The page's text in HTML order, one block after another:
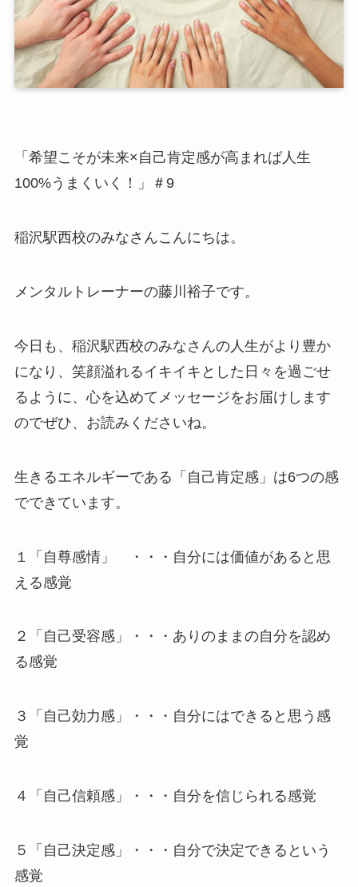
「希望こそが未来×自己肯定感が高まれば人生
100%うまくいく！」＃9
稲沢駅西校のみなさんこんにちは。
メンタルトレーナーの藤川裕子です。
今日も、稲沢駅西校のみなさんの人生がより豊か
になり、笑顔溢れるイキイキとした日々を過ごせ
るように、心を込めてメッセージをお届けします
のでぜひ、お読みくださいね。
生きるエネルギーである「自己肯定感」は6つの感
でできています。
１「自尊感情」 ・・・自分には価値があると思
える感覚
２「自己受容感」・・・ありのままの自分を認め
る感覚
３「自己効力感」・・・自分にはできると思う感
覚
４「自己信頼感」・・・自分を信じられる感覚
５「自己決定感」・・・自分で決定できるという
感覚